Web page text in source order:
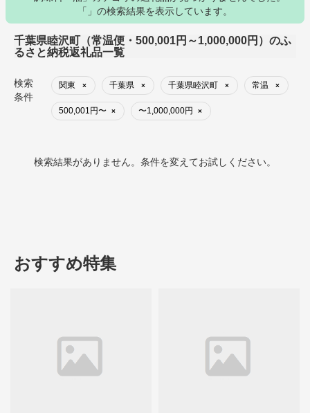
「」の検索結果を表示しています。
千葉県睦沢町（常温便・500,001円～1,000,000円）のふ
るさと納税返礼品一覧
検索
条件
関東 × 千葉県 × 千葉県睦沢町 × 常温 ×
500,001円〜 × 〜1,000,000円 ×
検索結果がありません。条件を変えてお試しください。
おすすめ特集